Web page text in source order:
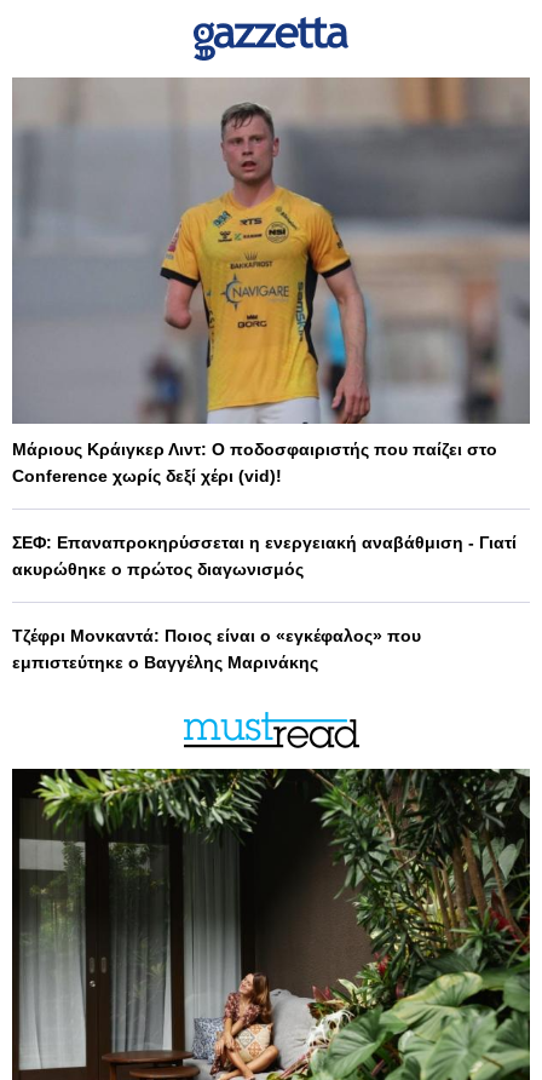
Μάριους Κράιγκερ Λιντ: Ο ποδοσφαιριστής που παίζει στο
Conference χωρίς δεξί χέρι (vid)!
ΣΕΦ: Επαναπροκηρύσσεται η ενεργειακή αναβάθμιση - Γιατί
ακυρώθηκε ο πρώτος διαγωνισμός
Τζέφρι Μονκαντά: Ποιος είναι ο «εγκέφαλος» που
εμπιστεύτηκε ο Βαγγέλης Μαρινάκης